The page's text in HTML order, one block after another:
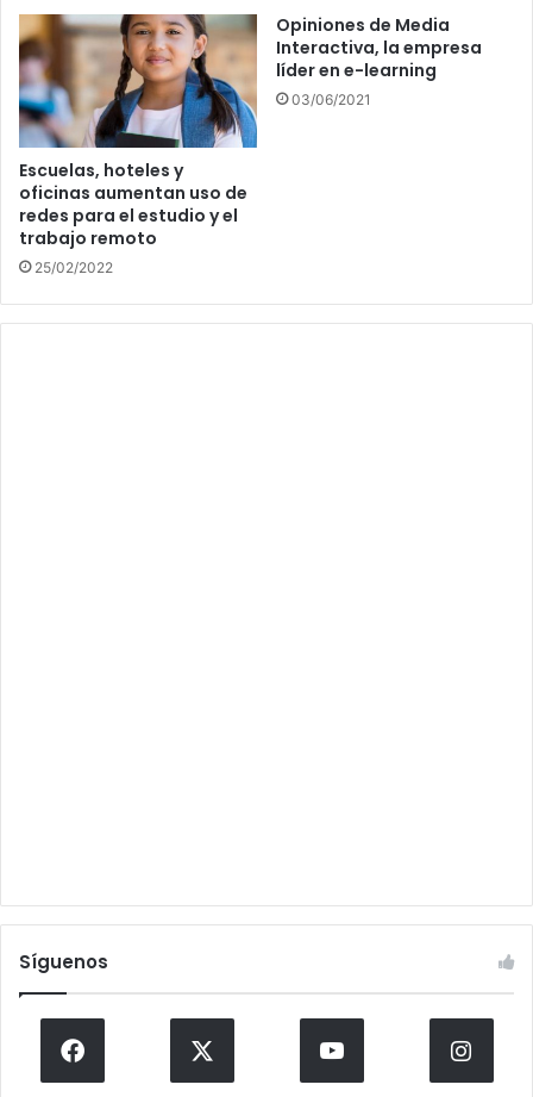
Escuelas, hoteles y
oficinas aumentan uso de
redes para el estudio y el
trabajo remoto
25/02/2022
Opiniones de Media
Interactiva, la empresa
líder en e-learning
03/06/2021
Síguenos